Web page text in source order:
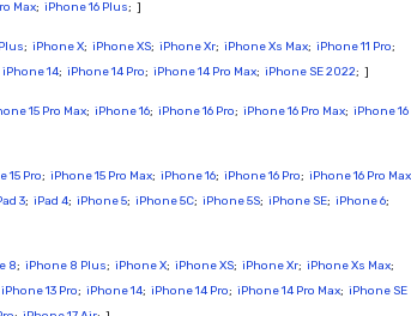
Max; iPhone 16 Plus; ]
; iPhone X; iPhone XS; iPhone Xr; iPhone Xs Max; iPhone 11 Pro;
iPhone 14; iPhone 14 Pro; iPhone 14 Pro Max; iPhone SE 2022; ]
15 Pro Max; iPhone 16; iPhone 16 Pro; iPhone 16 Pro Max; iPhone 16
15 Pro; iPhone 15 Pro Max; iPhone 16; iPhone 16 Pro; iPhone 16 Pro Max
3; iPad 4; iPhone 5; iPhone 5C; iPhone 5S; iPhone SE; iPhone 6;
8; iPhone 8 Plus; iPhone X; iPhone XS; iPhone Xr; iPhone Xs Max;
iPhone 13 Pro; iPhone 14; iPhone 14 Pro; iPhone 14 Pro Max; iPhone SE